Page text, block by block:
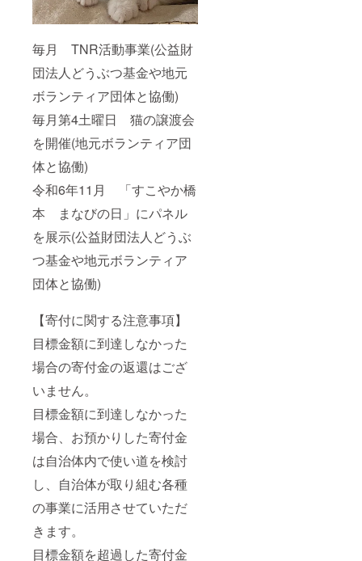
毎月 TNR活動事業(公益財
団法人どうぶつ基金や地元
ボランティア団体と協働)
毎月第4土曜日 猫の譲渡会
を開催(地元ボランティア団
体と協働)
令和6年11月 「すこやか橋
本 まなびの日」にパネル
を展示(公益財団法人どうぶ
つ基金や地元ボランティア
団体と協働)
【寄付に関する注意事項】
目標金額に到達しなかった
場合の寄付金の返還はござ
いません。
目標金額に到達しなかった
場合、お預かりした寄付金
は自治体内で使い道を検討
し、自治体が取り組む各種
の事業に活用させていただ
きます。
目標金額を超過した寄付金